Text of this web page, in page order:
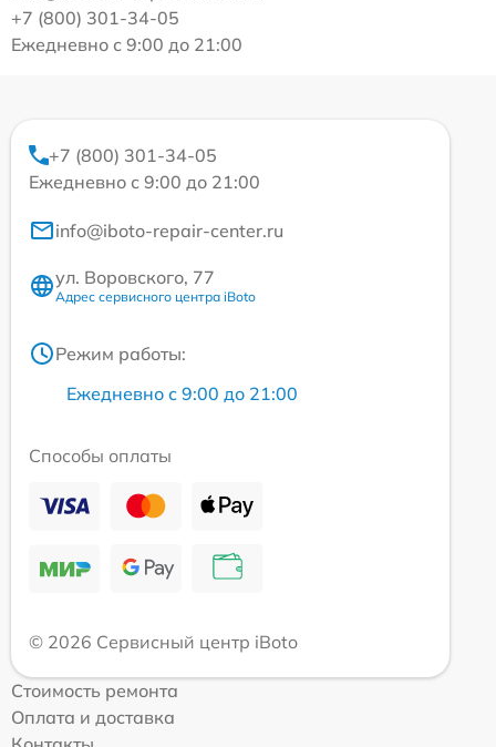
+7 (800) 301-34-05
Ежедневно с 9:00 до 21:00
+7 (800) 301-34-05
Ежедневно с 9:00 до 21:00
info@iboto-repair-center.ru
ул. Воровского, 77
Адрес сервисного центра iBoto
Режим работы:
Ежедневно с 9:00 до 21:00
Способы оплаты
© 2026 Сервисный центр iBoto
Стоимость ремонта
Оплата и доставка